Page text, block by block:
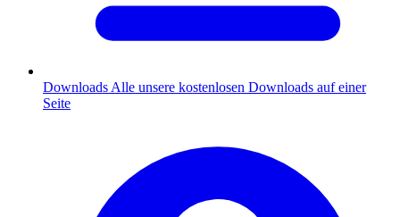
Downloads Alle unsere kostenlosen Downloads auf einer
Seite